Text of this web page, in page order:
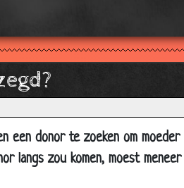
een donor te zoeken om
langs zou komen, moest